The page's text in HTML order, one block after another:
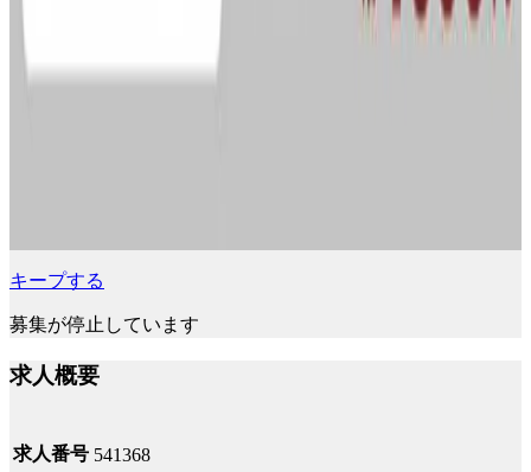
キープする
募集が停止しています
求人概要
求人番号 541368